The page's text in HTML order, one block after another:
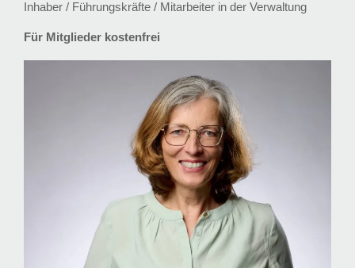
Inhaber / Führungskräfte / Mitarbeiter in der Verwaltung
Für Mitglieder kostenfrei